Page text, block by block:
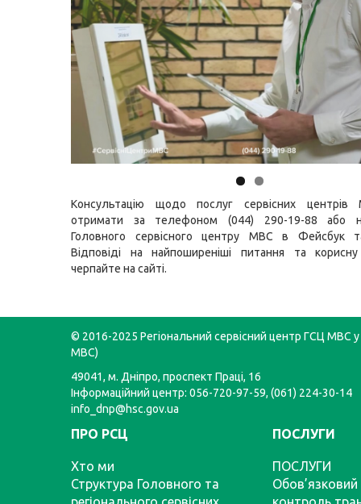
Консультацію щодо послуг сервісних
отримати за телефоном (044) 290-19-88 або
Головного сервісного центру МВС в Фейсбук
Відповіді на найпоширеніші питання та
черпайте на сайті.
© 2016-2025 Регіональний сервісний центр ГСЦ МВС у
МВС)
49041, м. Дніпро, проспект Праці, 16
Інформаційний центр: 056-720-97-59, (061) 224-30-14
info_dnp@hsc.gov.ua
ПРО РСЦ
Хто ми
Структура Головного та
ПОСЛУГИ
ПОСЛУГИ
Обов’язковий